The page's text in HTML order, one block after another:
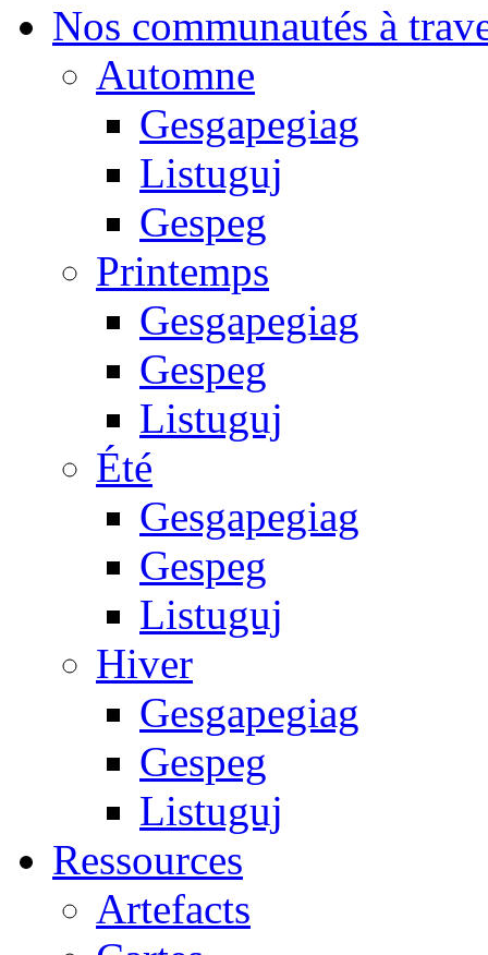
Nos communautés à
Automne
Gesgapegiag
Listuguj
Gespeg
Printemps
Gesgapegiag
Gespeg
Listuguj
Été
Gesgapegiag
Gespeg
Listuguj
Hiver
Gesgapegiag
Gespeg
Listuguj
Ressources
Artefacts